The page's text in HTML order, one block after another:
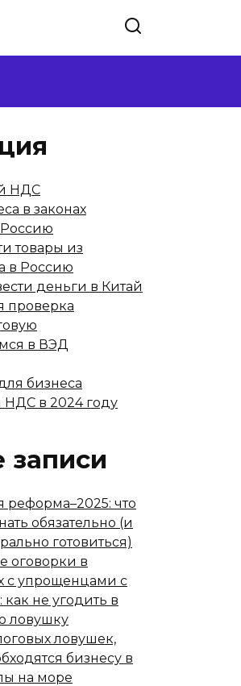
НДС
в законах
товары из
в Россию
деньги в Китай
проверка
в ВЭД
бизнеса
НДС в 2024 году
реформа–2025: что
обязательно (и
готовиться)
оговорки в
с упрощенцами с
как не угодить в
ловушку
ловушек,
бизнесу в
на море